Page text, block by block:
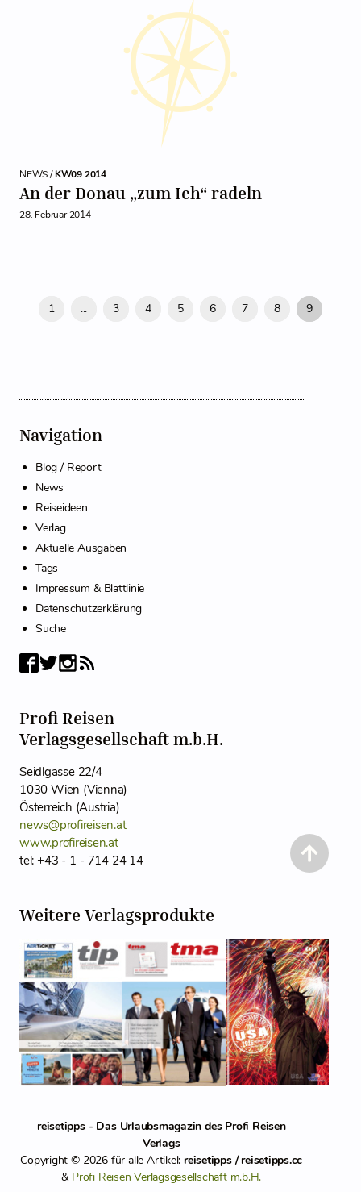
NEWS /KW09 2014
An der Donau „zum Ich“ radeln
28. Februar 2014
1 ... 3 4 5 6 7 8 9
Navigation
Blog / Report
News
Reiseideen
Verlag
Aktuelle Ausgaben
Tags
Impressum & Blattlinie
Datenschutzerklärung
Suche
Profi Reisen
Verlagsgesellschaft m.b.H.
Seidlgasse 22/4
1030 Wien (Vienna)
Österreich (Austria)
news@profireisen.at
www.profireisen.at
tel: +43 - 1 - 714 24 14
Weitere Verlagsprodukte
reisetipps - Das Urlaubsmagazin des Profi Reisen
Verlags
Copyright © 2026 für alle Artikel:reisetipps / reisetipps.cc
& Profi Reisen Verlagsgesellschaft m.b.H.